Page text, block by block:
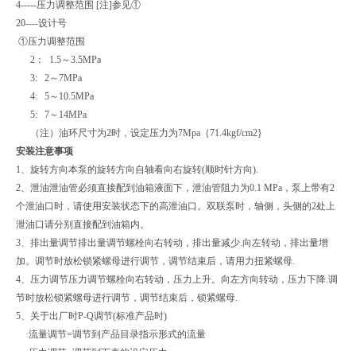
4-----压力调整范围 [注]参见①
20----设计号
①压力调整范围
2： 1.5～3.5MPa
3: 2～7MPa
4: 5～10.5MPa
5: 7～14MPa
（注）油环尺寸为2时，设定压力为7Mpa｛71.4kgf/cm2}
安装注意事项
1、旋转方向本泵的旋转方向自轴看向右旋转(顺时针方向).
2、泄油泄油管必须直接配到油箱液面下，泄油管阻力为0.1 MPa，泵上带有2
个泄油口时，请使用安装状态下的高泄油口。双联泵时，轴侧，头侧的2处上
泄油口请分别直接配到油箱内。
3、排出量调节排出量调节螺栓向右转动，排出量减少.向左转动，排出量增
加。调节时放松锁紧螺母进行调节，调节结束后，请用力扭紧螺母.
4、压力调节压力调节螺栓向右转动，压力上升。向左方向转动，压力下降.调
节时放松锁紧螺母进行调节，调节结束后，锁紧螺母.
5、关于出厂时P-Q调节(标准产品时)
·流量调节=调节到产品目录指示形式的流量